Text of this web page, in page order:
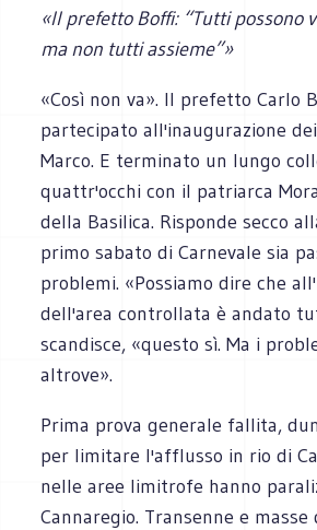
«Il prefetto Boffi: “Tutti possono
ma non tutti assieme”»
«Così non va». Il prefetto Carlo
partecipato all'inaugurazione
Marco. E terminato un lungo
quattr'occhi con il patriarca
della Basilica. Risponde secco
primo sabato di Carnevale sia
problemi. «Possiamo dire che
dell'area controllata è andato
scandisce, «questo sì. Ma i
altrove».
Prima prova generale fallita,
per limitare l'afflusso in rio di
nelle aree limitrofe hanno
Cannaregio. Transenne e masse